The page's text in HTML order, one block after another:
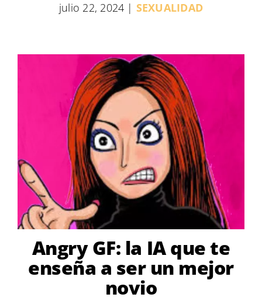
julio 22, 2024 | SEXUALIDAD
Angry GF: la IA que te
enseña a ser un mejor
novio